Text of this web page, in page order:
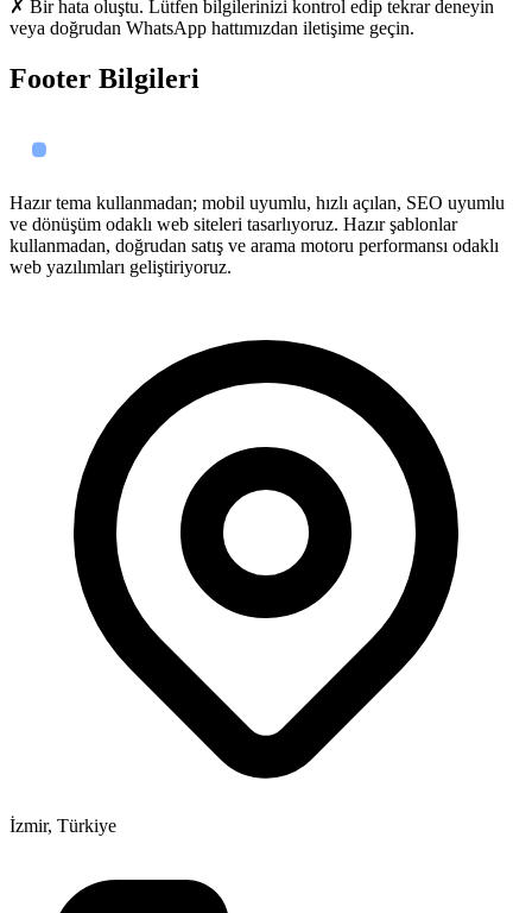
✗ Bir hata oluştu. Lütfen bilgilerinizi kontrol edip tekrar deneyin
veya doğrudan WhatsApp hattımızdan iletişime geçin.
Footer Bilgileri
Hazır tema kullanmadan; mobil uyumlu, hızlı açılan, SEO uyumlu
ve dönüşüm odaklı web siteleri tasarlıyoruz. Hazır şablonlar
kullanmadan, doğrudan satış ve arama motoru performansı odaklı
web yazılımları geliştiriyoruz.
İzmir, Türkiye